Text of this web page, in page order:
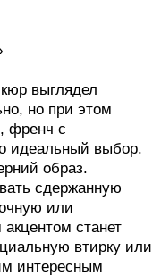
выглядел
но при этом
френч с
идеальный выбор.
образ.
сдержанную
или
станет
втирку или
интересным